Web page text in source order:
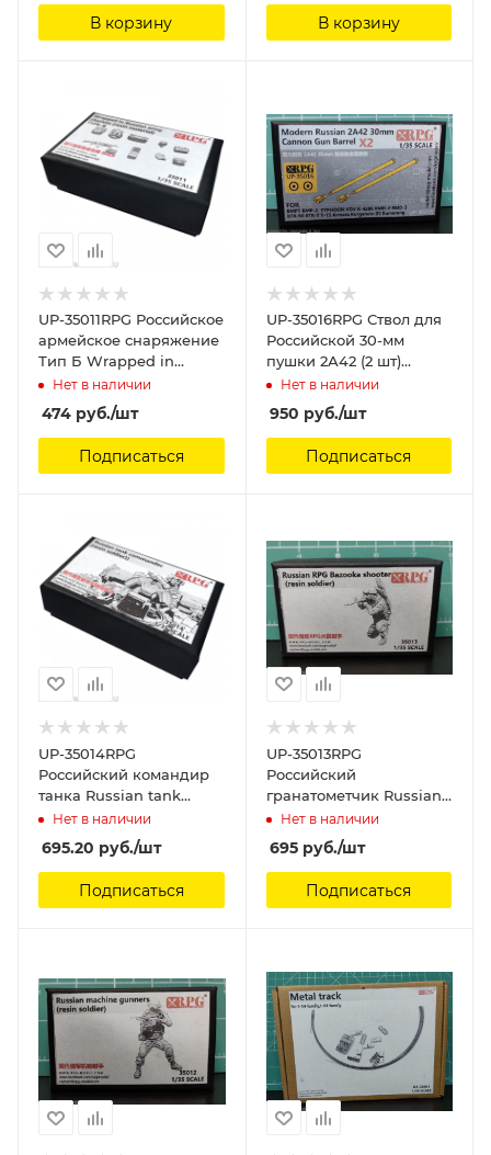
В корзину В корзину
UP-35011RPG Российское
армейское снаряжение
Тип Б Wrapped in
Russian army chariots
(resin material) TYPE-B
RPG Model
Нет в наличии
474 руб./шт
Подписаться
UP-35016RPG Ствол для
Российской 30-мм
пушки 2А42 (2 шт)
Russian 2A42 30mm
Cannon Metal Barrel X2
RPG Model
Нет в наличии
950 руб./шт
Подписаться
UP-35014RPG
Российский командир
танка Russian tank
commander (resin
soldier) RPG Model, 1/35
Нет в наличии
695.20 руб./шт
Подписаться
UP-35013RPG
Российский
гранатометчик Russian
RPG Bazooka shooter
(resin soldier) RPG Model,
1/35
Нет в наличии
695руб./шт
Подписаться